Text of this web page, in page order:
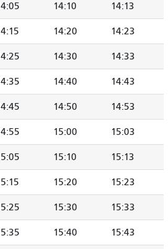
14:10 14:13
14:20 14:23
14:30 14:33
14:40 14:43
14:50 14:53
15:00 15:03
15:10 15:13
15:20 15:23
15:30 15:33
15:40 15:43